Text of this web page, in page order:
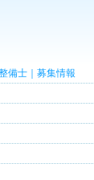
備士｜募集情報